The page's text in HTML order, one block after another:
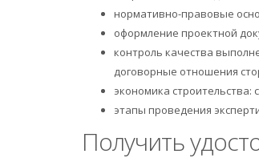
нормативно-правовые
оформление проектной
контроль качества
договорные отношения
экономика
этапы проведения
Получить